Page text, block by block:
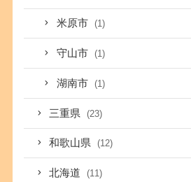
米原市 (1)
守山市 (1)
湖南市 (1)
三重県 (23)
和歌山県 (12)
北海道 (11)